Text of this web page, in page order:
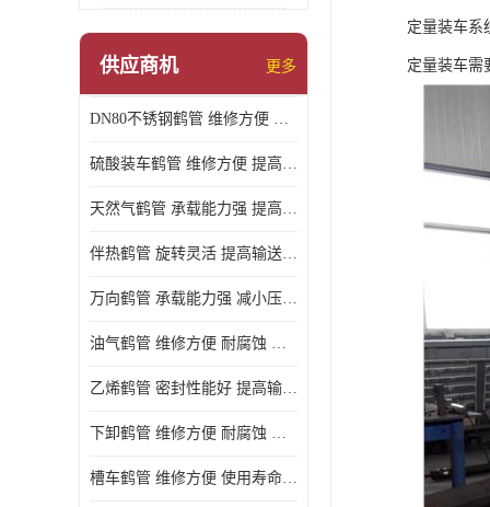
供应商机 更多
DN80不锈钢鹤管 维修方便 提高输送效率
硫酸装车鹤管 维修方便 提高输送效率
天然气鹤管 承载能力强 提高输送效率
伴热鹤管 旋转灵活 提高输送效率
万向鹤管 承载能力强 减小压力损失
油气鹤管 维修方便 耐腐蚀 耐高温
乙烯鹤管 密封性能好 提高输送效率
下卸鹤管 维修方便 耐腐蚀 耐高温
槽车鹤管 维修方便 使用寿命较长
定量装车系
定量装车需